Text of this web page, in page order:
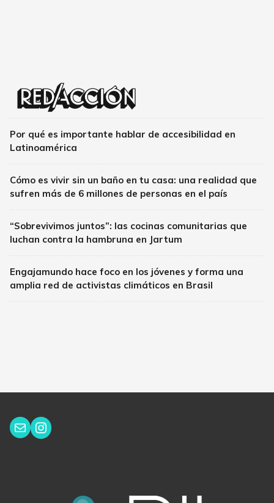
Por qué es importante hablar de accesibilidad en
Latinoamérica
Cómo es vivir sin un baño en tu casa: una realidad que
sufren más de 6 millones de personas en el país
“Sobrevivimos juntos”: las cocinas comunitarias que
luchan contra la hambruna en Jartum
Engajamundo hace foco en los jóvenes y forma una
amplia red de activistas climáticos en Brasil
Correo electrónico
Instagram